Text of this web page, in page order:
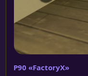
P90 «FactoryX»